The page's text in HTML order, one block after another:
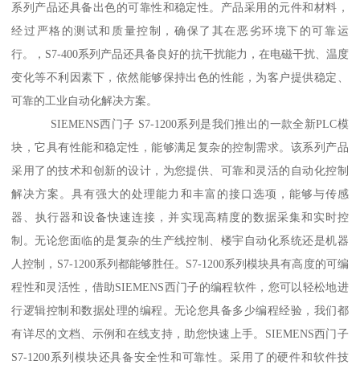
系列产品还具备出色的可靠性和稳定性。产品采用的元件和材料，
经过严格的测试和质量控制，确保了其在恶劣环境下的可靠运
行。，S7-400系列产品还具备良好的抗干扰能力，在电磁干扰、温度
变化等不利因素下，依然能够保持出色的性能，为客户提供稳定、
可靠的工业自动化解决方案。
SIEMENS西门子 S7-1200系列是我们推出的一款全新PLC模
块，它具有性能和稳定性，能够满足复杂的控制需求。该系列产品
采用了的技术和创新的设计，为您提供、可靠和灵活的自动化控制
解决方案。具有强大的处理能力和丰富的接口选项，能够与传感
器、执行器和设备快速连接，并实现高精度的数据采集和实时控
制。无论您面临的是复杂的生产线控制、楼宇自动化系统还是机器
人控制，S7-1200系列都能够胜任。S7-1200系列模块具有高度的可编
程性和灵活性，借助SIEMENS西门子的编程软件，您可以轻松地进
行逻辑控制和数据处理的编程。无论您具备多少编程经验，我们都
有详尽的文档、示例和在线支持，助您快速上手。SIEMENS西门子
S7-1200系列模块还具备安全性和可靠性。采用了的硬件和软件技